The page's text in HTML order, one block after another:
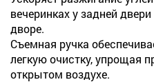
вечеринках у задней
дворе.
Съемная ручка
легкую очистку, упрощая
открытом воздухе.